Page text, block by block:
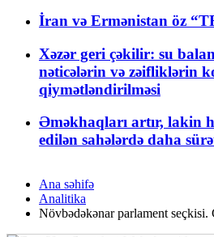
İran və Ermənistan öz
Xəzər geri çəkilir: su
nəticələrin və zəifliklərin
qiymətləndirilməsi
Əməkhaqları artır, lakin
edilən sahələrdə daha
Ana səhifə
Analitika
Növbədəkənar parlament